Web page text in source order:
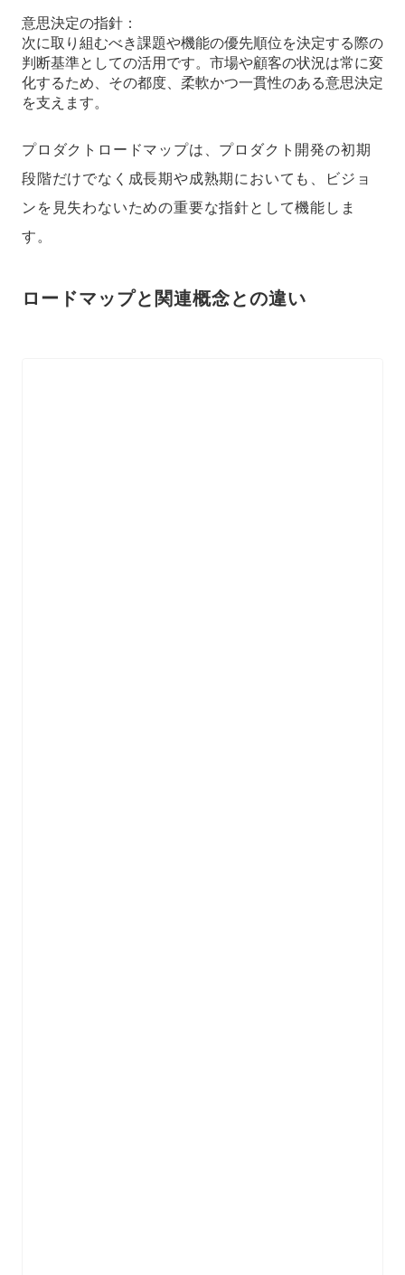
意思決定の指針：
次に取り組むべき課題や機能の優先順位を決定する際の
判断基準としての活用です。市場や顧客の状況は常に変
化するため、その都度、柔軟かつ一貫性のある意思決定
を支えます。
プロダクトロードマップは、プロダクト開発の初期
段階だけでなく成長期や成熟期においても、ビジョ
ンを見失わないための重要な指針として機能しま
す。
ロードマップと関連概念との違い